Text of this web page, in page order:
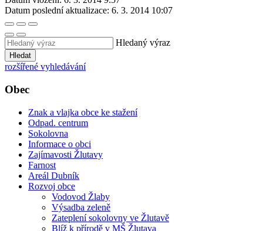
Datum poslední aktualizace: 6. 3. 2014 10:07
Hledaný výraz
Hledat
rozšířené vyhledávání
Obec
Znak a vlajka obce ke stažení
Odpad. centrum
Sokolovna
Informace o obci
Zajímavosti Žlutavy
Farnost
Areál Dubník
Rozvoj obce
Vodovod Žlaby
Výsadba zeleně
Zateplení sokolovny ve Žlutavě
Blíž k přírodě v MŠ Žlutava